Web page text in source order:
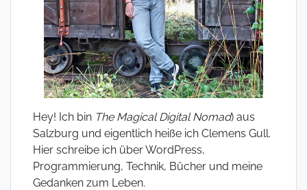
Hey! Ich bin The Magical Digital Nomad) aus
Salzburg und eigentlich heiße ich Clemens Gull.
Hier schreibe ich über WordPress,
Programmierung, Technik, Bücher und meine
Gedanken zum Leben.